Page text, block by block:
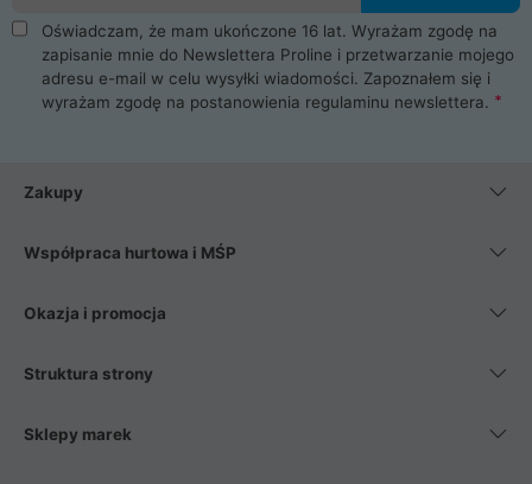
Oświadczam, że mam ukończone 16 lat. Wyrażam zgodę na
zapisanie mnie do Newslettera Proline i przetwarzanie mojego
adresu e-mail w celu wysyłki wiadomości. Zapoznałem się i
wyrażam zgodę na postanowienia regulaminu newslettera.
Zakupy
Współpraca hurtowa i MŚP
Okazja i promocja
Struktura strony
Sklepy marek